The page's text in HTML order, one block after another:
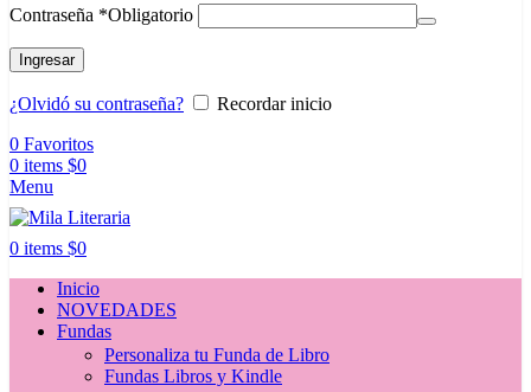
Contraseña *Obligatorio
Ingresar
¿Olvidó su contraseña?
Recordar inicio
0 Favoritos
0 items $0
Menu
0 items $0
Inicio
NOVEDADES
Fundas
Personaliza tu Funda de Libro
Fundas Libros y Kindle